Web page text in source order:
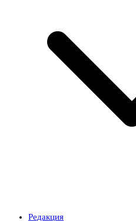
Редакция